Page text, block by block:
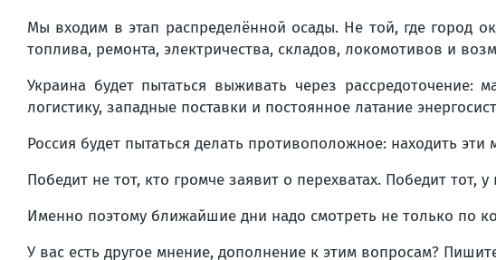
Мы входим в этап распределённой осады. Не той, где город
топлива, ремонта, электричества, складов, локомотивов и
Украина будет пытаться выживать через
логистику, западные поставки и постоянное латание
Россия будет пытаться делать противоположное: находить
Победит не тот, кто громче заявит о перехватах. Победит
Именно поэтому ближайшие дни надо смотреть не только по
У вас есть другое мнение, дополнение к этим вопросам?